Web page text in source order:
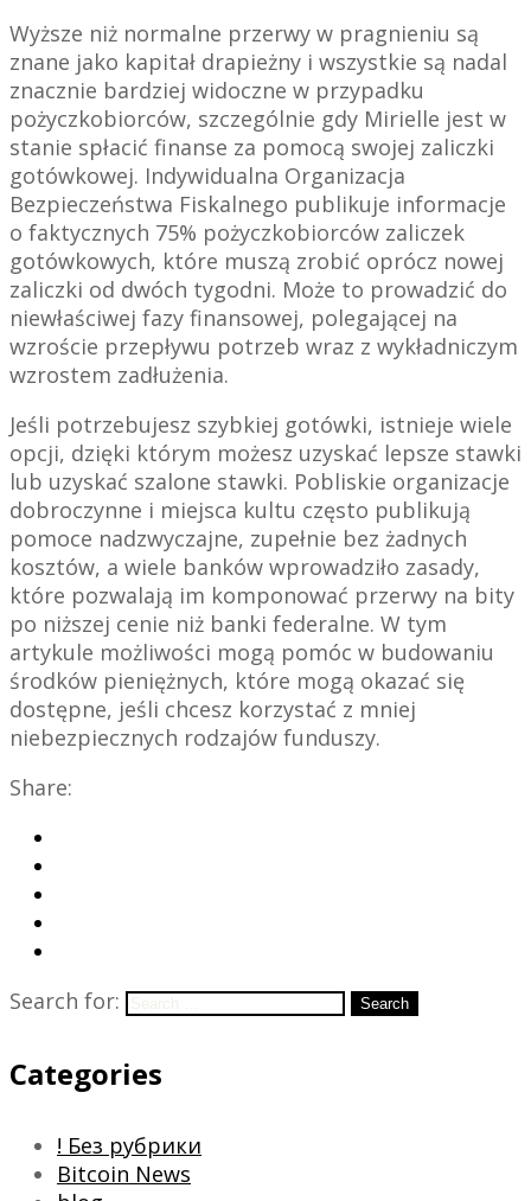
Wyższe niż normalne przerwy w pragnieniu są
znane jako kapitał drapieżny i wszystkie są nadal
znacznie bardziej widoczne w przypadku
pożyczkobiorców, szczególnie gdy Mirielle jest w
stanie spłacić finanse za pomocą swojej zaliczki
gotówkowej. Indywidualna Organizacja
Bezpieczeństwa Fiskalnego publikuje informacje
o faktycznych 75% pożyczkobiorców zaliczek
gotówkowych, które muszą zrobić oprócz nowej
zaliczki od dwóch tygodni. Może to prowadzić do
niewłaściwej fazy finansowej, polegającej na
wzroście przepływu potrzeb wraz z wykładniczym
wzrostem zadłużenia.
Jeśli potrzebujesz szybkiej gotówki, istnieje wiele
opcji, dzięki którym możesz uzyskać lepsze stawki
lub uzyskać szalone stawki. Pobliskie organizacje
dobroczynne i miejsca kultu często publikują
pomoce nadzwyczajne, zupełnie bez żadnych
kosztów, a wiele banków wprowadziło zasady,
które pozwalają im komponować przerwy na bity
po niższej cenie niż banki federalne. W tym
artykule możliwości mogą pomóc w budowaniu
środków pieniężnych, które mogą okazać się
dostępne, jeśli chcesz korzystać z mniej
niebezpiecznych rodzajów funduszy.
Share:
Search for: Search
Categories
! Без рубрики
Bitcoin News